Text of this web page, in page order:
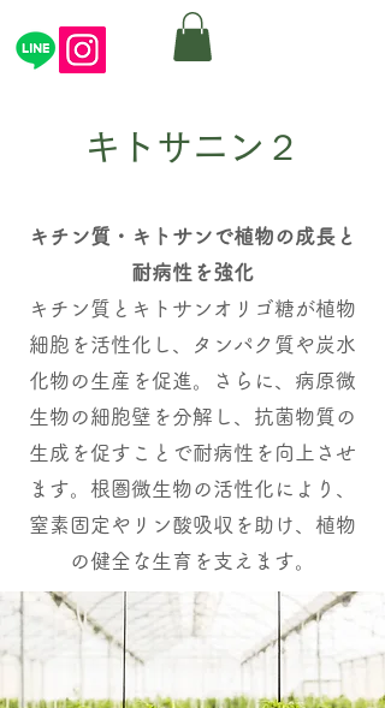
キトサニン２
キチン質・キトサンで植物の成長と
耐病性を強化
キチン質とキトサンオリゴ糖が植物
細胞を活性化し、タンパク質や炭水
化物の生産を促進。さらに、病原微
生物の細胞壁を分解し、抗菌物質の
生成を促すことで耐病性を向上させ
ます。根圏微生物の活性化により、
窒素固定やリン酸吸収を助け、植物
の健全な生育を支えます。